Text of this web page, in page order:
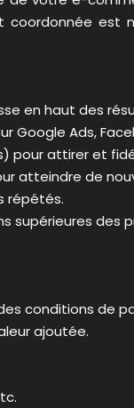
est
en haut des
Google Ads,
pour attirer et
atteindre de
répétés.
supérieures des
conditions de
ajoutée.